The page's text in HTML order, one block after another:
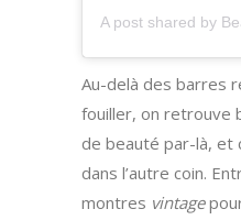
Au-delà des barres
fouiller, on retrouve
de beauté par-là, et
dans l’autre coin.
montres vintage